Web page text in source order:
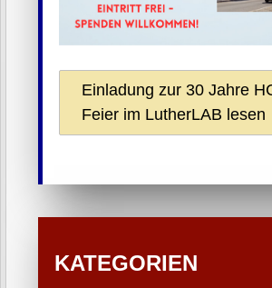
Einladung zur 30 Jahre
Feier im LutherLAB lesen
KATEGORIEN